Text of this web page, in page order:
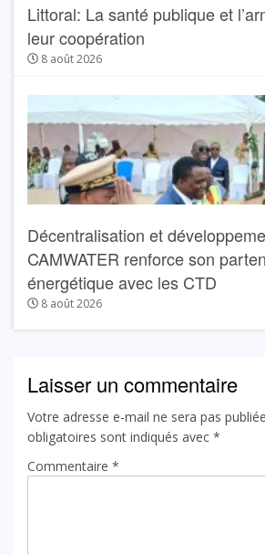
Littoral: La santé publique et
leur coopération
8 août 2026
Décentralisation et
CAMWATER renforce son
énergétique avec les CTD
8 août 2026
Laisser un commentaire
Votre adresse e-mail ne sera pas
obligatoires sont indiqués avec *
Commentaire *